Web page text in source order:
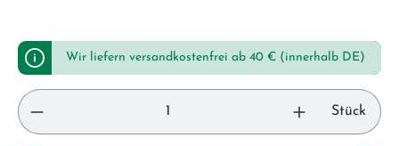
Wir liefern versandkostenfrei ab 40 € (innerhalb DE)
Stück